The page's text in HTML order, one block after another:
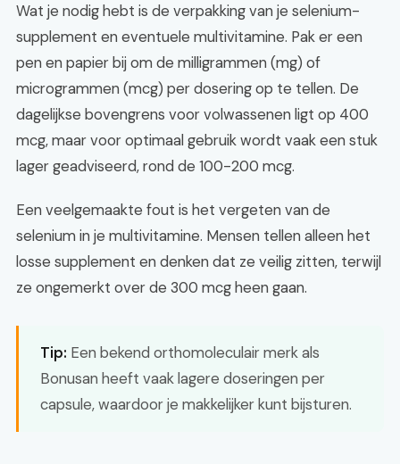
Wat je nodig hebt is de verpakking van je selenium-
supplement en eventuele multivitamine. Pak er een
pen en papier bij om de milligrammen (mg) of
microgrammen (mcg) per dosering op te tellen. De
dagelijkse bovengrens voor volwassenen ligt op 400
mcg, maar voor optimaal gebruik wordt vaak een stuk
lager geadviseerd, rond de 100-200 mcg.
Een veelgemaakte fout is het vergeten van de
selenium in je multivitamine. Mensen tellen alleen het
losse supplement en denken dat ze veilig zitten, terwijl
ze ongemerkt over de 300 mcg heen gaan.
Tip: Een bekend orthomoleculair merk als
Bonusan heeft vaak lagere doseringen per
capsule, waardoor je makkelijker kunt bijsturen.